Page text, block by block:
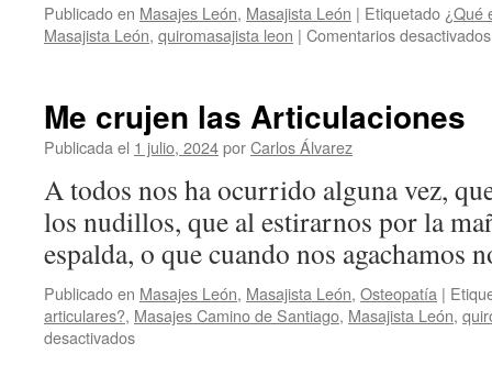
Publicado en Masajes León, Masajista León | Etiquetado ¿Qué
Masajista León, quiromasajista leon | Comentarios desactivados
Me crujen las Articulaciones
Publicada el 1 julio, 2024porCarlos Álvarez
A todos nos ha ocurrido alguna vez,
los nudillos, que al estirarnos por la
espalda, o que cuando nos agachamos
Publicado en Masajes León, Masajista León, Osteopatía |
articulares?, Masajes Camino de Santiago, Masajista León,
desactivadosen